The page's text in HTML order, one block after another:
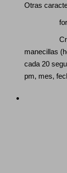
Otras
manecillas
cada 20
pm,